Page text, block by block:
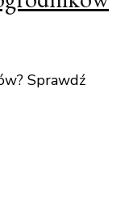
Sprawdź